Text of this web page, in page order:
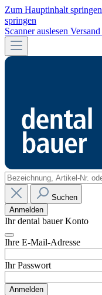
Zum Hauptinhalt springen
springen
Scanner auslesen Versand
Suchen
Anmelden
Ihr dental bauer Konto
Ihre E-Mail-Adresse
Ihr Passwort
Anmelden